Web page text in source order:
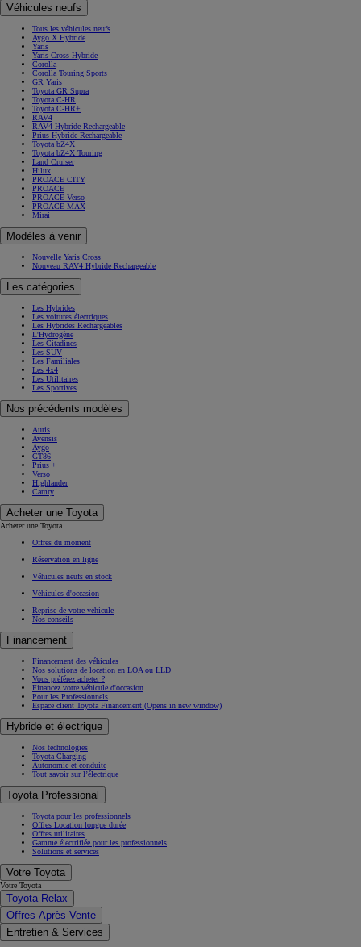
Véhicules neufs
Tous les véhicules neufs
Aygo X Hybride
Yaris
Yaris Cross Hybride
Corolla
Corolla Touring Sports
GR Yaris
Toyota GR Supra
Toyota C-HR
Toyota C-HR+
RAV4
RAV4 Hybride Rechargeable
Prius Hybride Rechargeable
Toyota bZ4X
Toyota bZ4X Touring
Land Cruiser
Hilux
PROACE CITY
PROACE
PROACE Verso
PROACE MAX
Mirai
Modèles à venir
Nouvelle Yaris Cross
Nouveau RAV4 Hybride Rechargeable
Les catégories
Les Hybrides
Les voitures électriques
Les Hybrides Rechargeables
L'Hydrogène
Les Citadines
Les SUV
Les Familiales
Les 4x4
Les Utilitaires
Les Sportives
Nos précédents modèles
Auris
Avensis
Aygo
GT86
Prius +
Verso
Highlander
Camry
Acheter une Toyota
Acheter une Toyota
Offres du moment
Réservation en ligne
Véhicules neufs en stock
Véhicules d'occasion
Reprise de votre véhicule
Nos conseils
Financement
Financement des véhicules
Nos solutions de location en LOA ou LLD
Vous préférez acheter ?
Financez votre véhicule d'occasion
Pour les Professionnels
Espace client Toyota Financement (Opens in new window)
Hybride et électrique
Nos technologies
Toyota Charging
Autonomie et conduite
Tout savoir sur l’électrique
Toyota Professional
Toyota pour les professionnels
Offres Location longue durée
Offres utilitaires
Gamme électrifiée pour les professionnels
Solutions et services
Votre Toyota
Votre Toyota
Toyota Relax
Offres Après-Vente
Entretien & Services